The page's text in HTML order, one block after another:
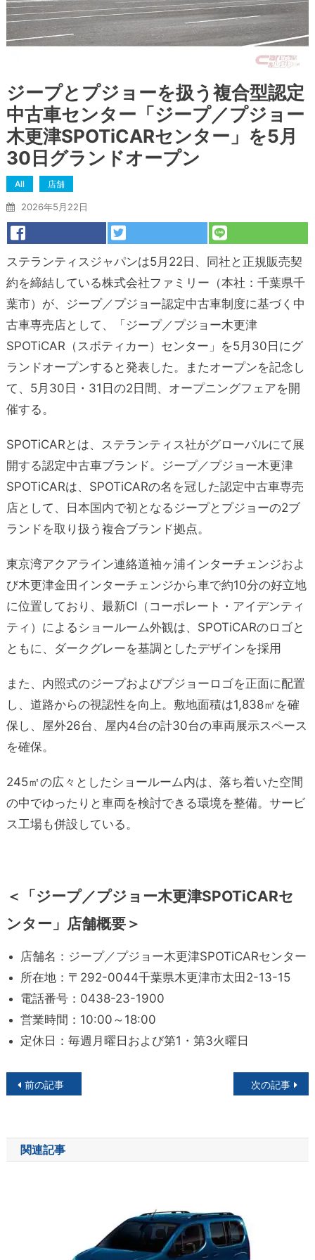
ジープとプジョーを扱う複合型認定
中古車センター「ジープ／プジョー
木更津SPOTiCARセンター」を5月
30日グランドオープン
All 店舗
2026年5月22日
ステランティスジャパンは5月22日、同社と正規販売契
約を締結している株式会社ファミリー（本社：千葉県千
葉市）が、ジープ／プジョー認定中古車制度に基づく中
古車専売店として、「ジープ／プジョー木更津
SPOTiCAR（スポティカー）センター」を5月30日にグ
ランドオープンすると発表した。またオープンを記念し
て、5⽉30⽇・31⽇の2日間、オープニングフェアを開
催する。
SPOTiCARとは、ステランティス社がグローバルにて展
開する認定中古車ブランド。ジープ／プジョー木更津
SPOTiCARは、SPOTiCARの名を冠した認定中古車専売
店として、日本国内で初となるジープとプジョーの2ブ
ランドを取り扱う複合ブランド拠点。
東京湾アクアライン連絡道袖ヶ浦インターチェンジおよ
び木更津金田インターチェンジから車で約10分の好立地
に位置しており、最新CI（コーポレート・アイデンティ
ティ）によるショールーム外観は、SPOTiCARのロゴと
ともに、ダークグレーを基調としたデザインを採用
また、内照式のジープおよびプジョーロゴを正面に配置
し、道路からの視認性を向上。敷地面積は1,838㎡を確
保し、屋外26台、屋内4台の計30台の車両展示スペース
を確保。
245㎡の広々としたショールーム内は、落ち着いた空間
の中でゆったりと車両を検討できる環境を整備。サービ
ス工場も併設している。
＜「ジープ／プジョー木更津SPOTiCARセ
ンター」店舗概要＞
店舗名：ジープ／プジョー木更津SPOTiCARセンター
所在地：〒292-0044千葉県木更津市太田2-13-15
電話番号：0438-23-1900
営業時間：10:00～18:00
定休日：毎週月曜日および第1・第3火曜日
投
ナ
ビ
前の記事 次の記事
関連記事